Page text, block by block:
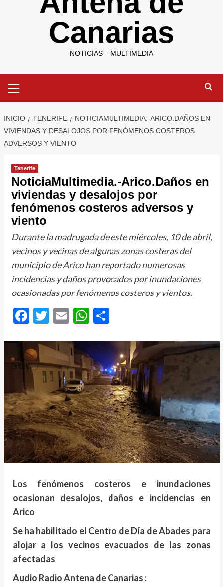
Canarias
NOTICIAS – MULTIMEDIA
primario
INICIO TENERIFE
NOTICIAMULTIMEDIA.-ARICO.DAÑOS EN
VIVIENDAS Y DESALOJOS POR FENÓMENOS COSTEROS
ADVERSOS Y VIENTO
Tenerife
NoticiaMultimedia.-Arico.Daños en
viviendas y desalojos por
fenómenos costeros adversos y
viento
Durante la madrugada de este miércoles, 10 de abril,
vecinos y vecinas de algunas zonas costeras del
municipio de Arico han reportado numerosas
incidencias y daños provocados por inundaciones
ocasionadas por fenómenos costeros y vientos.
Facebook
Twitter
EmailWhatsApp
Compartir
Los fenómenos costeros e inundaciones
ocasionan desalojos, daños e incidencias en
Arico
Se ha habilitado el Centro de Día de Abades para
alojar a los vecinos evacuados de las zonas
afectadas
Audio Radio Antena de Canarias :